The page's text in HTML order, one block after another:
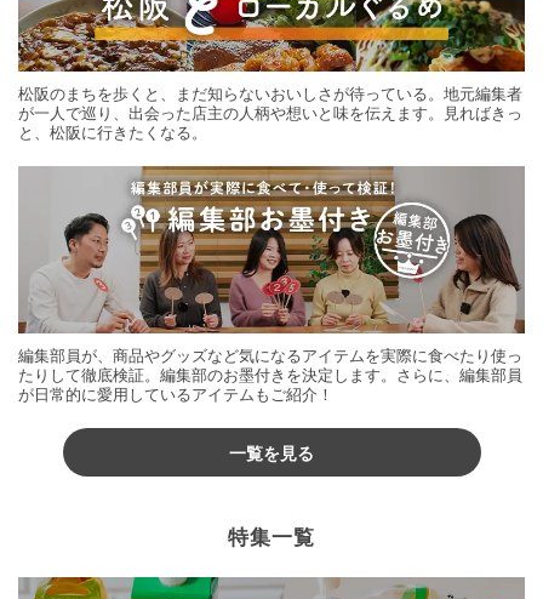
松阪のまちを歩くと、まだ知らないおいしさが待っている。地元編集者
が一人で巡り、出会った店主の人柄や想いと味を伝えます。見ればきっ
と、松阪に行きたくなる。
編集部員が、商品やグッズなど気になるアイテムを実際に食べたり使っ
たりして徹底検証。編集部のお墨付きを決定します。さらに、編集部員
が日常的に愛用しているアイテムもご紹介！
一覧を見る
特集一覧